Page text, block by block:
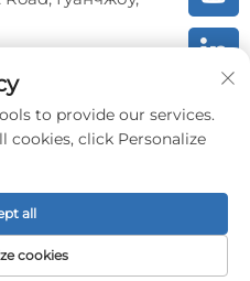
Minwei PVA Sales Co.,
поверителност
to provide our services.
cookies, click Personalize
cookies
all